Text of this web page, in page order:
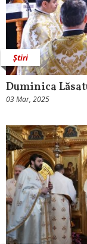
Știri
Duminica
03 Mar, 2025